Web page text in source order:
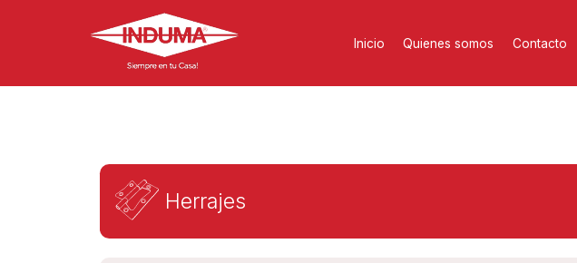
Inicio Quienes somos Contacto
Herrajes